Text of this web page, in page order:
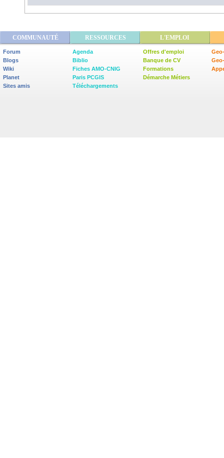
COMMUNAUTÉ RESSOURCES L'EMPLOI
Forum
Blogs
Wiki
Planet
Sites amis
Agenda
Biblio
Fiches AMO-CNIG
Paris PCGIS
Téléchargements
Offres d'emploi
Banque de CV
Formations
Démarche Métiers